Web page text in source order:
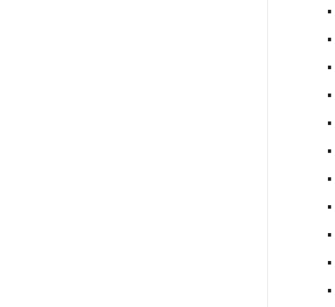
•
•
•
•
•
•
•
•
•
•
•